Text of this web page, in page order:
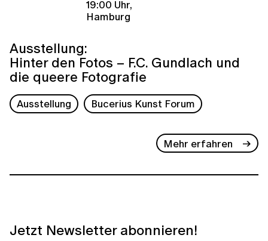
19:00 Uhr,
Hamburg
Ausstellung:
Hinter den Fotos – F.C. Gundlach und
die queere Fotografie
Ausstellung Bucerius Kunst Forum
Mehr erfahren
Jetzt Newsletter abonnieren!